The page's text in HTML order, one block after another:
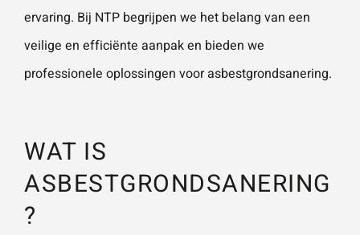
AANVRA
AG
ervaring. Bij NTP begrijpen we het belang van een
veilige en efficiënte aanpak en bieden we
professionele oplossingen voor asbestgrondsanering.
WAT IS
ASBESTGRONDSANERING
?